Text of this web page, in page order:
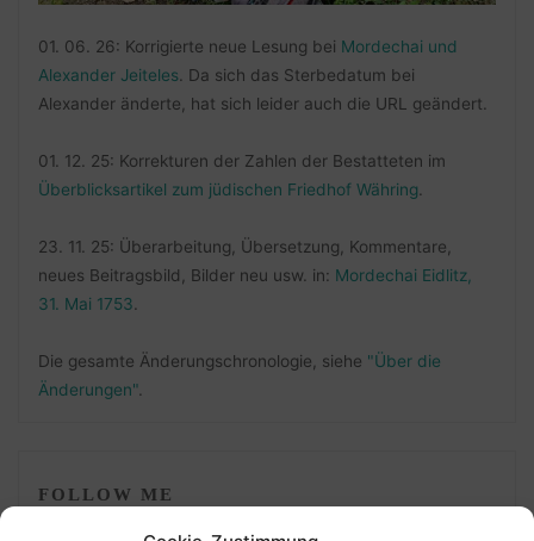
01. 06. 26: Korrigierte neue Lesung bei Mordechai und
Alexander Jeiteles . Da sich das Sterbedatum bei
Alexander änderte, hat sich leider auch die URL geändert.
01. 12. 25: Korrekturen der Zahlen der Bestatteten im
Überblicksartikel zum jüdischen Friedhof Währing
23. 11. 25: Überarbeitung, Übersetzung, Kommentare,
neues Beitragsbild, Bilder neu usw. in: Mordechai Eidlitz,
31. Mai 1753
Die gesamte Änderungschronologie, siehe "Über die
Änderungen".
FOLLOW ME